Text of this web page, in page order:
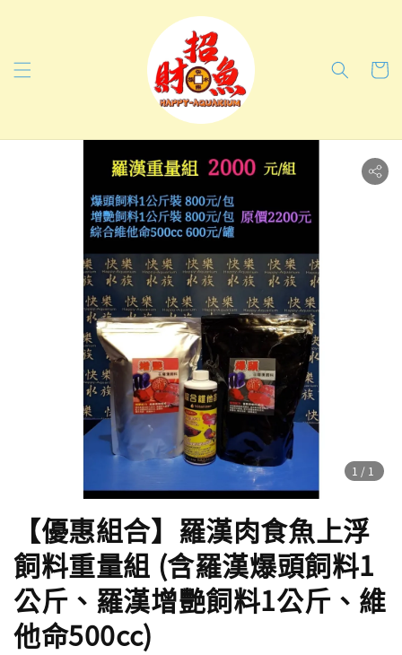
1 /1
【優惠組合】羅漢肉食魚上浮
飼料重量組 (含羅漢爆頭飼料1
公斤、羅漢增艷飼料1公斤、維
他命500cc)